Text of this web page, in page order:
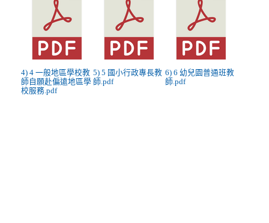
4) 4 一般地區學校教
師自願赴偏遠地區學
校服務.pdf
5) 5 國小行政專長教
師.pdf
6) 6 幼兒園普通班教
師.pdf